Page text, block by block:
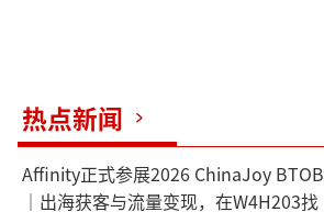
热点新闻
Affinity正式参展2026 ChinaJoy BTOB
｜出海获客与流量变现，在W4H203找